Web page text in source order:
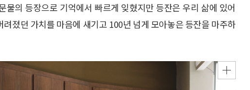
물의 등장으로 기억에서 빠르게 잊혔지만 등잔은 우리 삶에 있어
졌던 가치를 마음에 새기고 100년 넘게 모아놓은 등잔을 마주하